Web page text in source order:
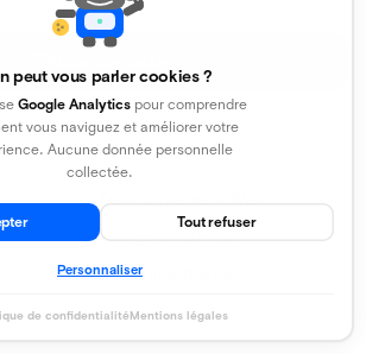
SERVICES
Design Graphique
Marketing Digital
peut vous parler cookies ?
Google Analytics pour comprendre
vous naviguez et améliorer votre
Aucune donnée personnelle
collectée.
Tout refuser
Personnaliser
de confidentialitéMentions légales